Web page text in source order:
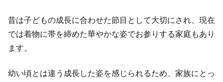
昔は子どもの成長に合わせた節目として大切にされ、現在
では着物に帯を締めた華やかな姿でお参りする家庭もあり
ます。
幼い頃とは違う成長した姿を感じられるため、家族にとっ